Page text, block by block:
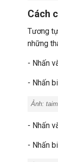
​​Cách
Tương
những
- Nhấn
- Nhấn
Ảnh:
- Nhấn
- Nhấn